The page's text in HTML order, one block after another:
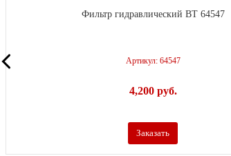
Фильтр гидравлический BT 64547
Артикул: 64547
4,200 руб.
Заказать